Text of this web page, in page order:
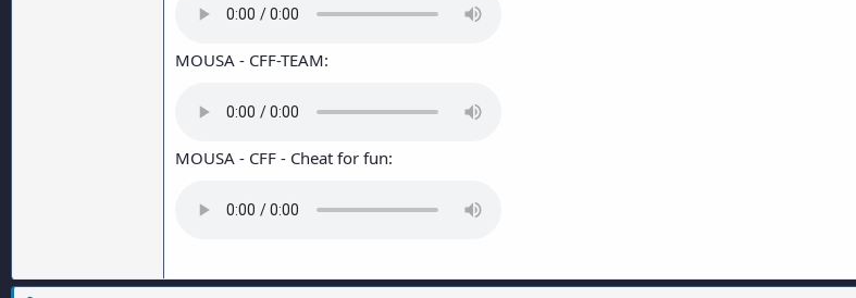
MOUSA - CFF-TEAM:
MOUSA - CFF - Cheat for fun: